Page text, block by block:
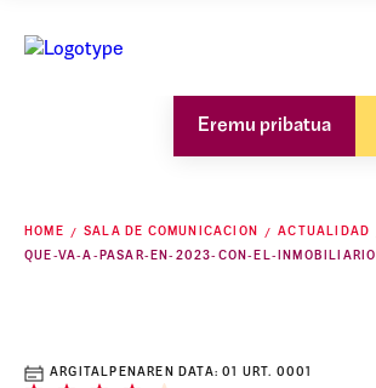
Eremu pribatua
HOME SALA DE COMUNICACION
ACTUALIDAD
QUE-VA-A-PASAR-EN-2023-CON-EL-INMOBILIARIO
ARGITALPENAREN DATA:01 URT. 0001